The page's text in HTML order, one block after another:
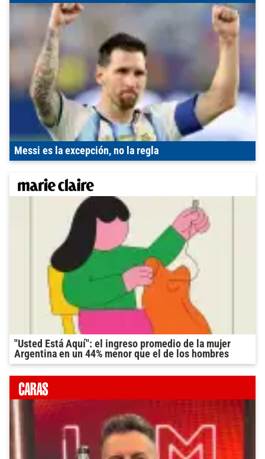
Messi es la excepción, no la regla
"Usted Está Aquí": el ingreso promedio de la mujer
Argentina en un 44% menor que el de los hombres